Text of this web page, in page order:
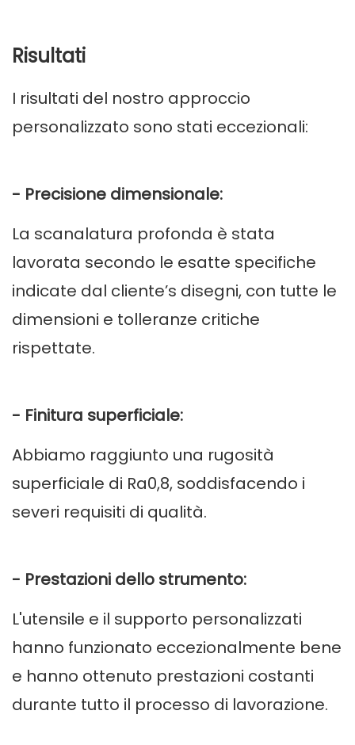
Risultati
I risultati del nostro approccio
personalizzato sono stati eccezionali:
- Precisione dimensionale:
La scanalatura profonda è stata
lavorata secondo le esatte specifiche
indicate dal cliente’s disegni, con tutte le
dimensioni e tolleranze critiche
rispettate.
- Finitura superficiale:
Abbiamo raggiunto una rugosità
superficiale di Ra0,8, soddisfacendo i
severi requisiti di qualità.
- Prestazioni dello strumento:
L'utensile e il supporto personalizzati
hanno funzionato eccezionalmente bene
e hanno ottenuto prestazioni costanti
durante tutto il processo di lavorazione.